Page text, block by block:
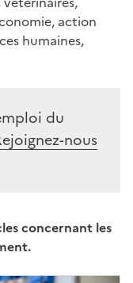
action
humaines,
du
nous
concernant les